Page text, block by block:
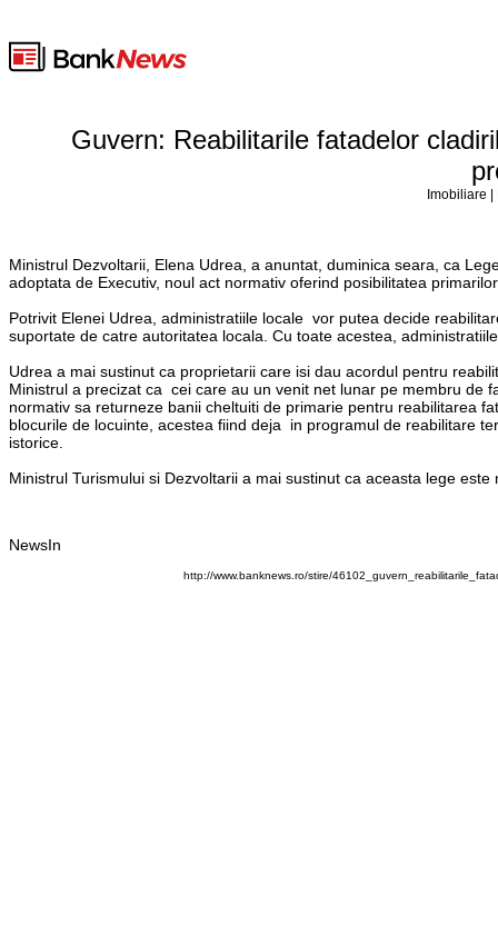
Guvern: Reabilitarile fatadelor
Imobiliare
Ministrul Dezvoltarii, Elena Udrea, a anuntat, duminica seara, ca
adoptata de Executiv, noul act normativ oferind posibilitatea
Potrivit Elenei Udrea, administratiile locale vor putea decide
suportate de catre autoritatea locala. Cu toate acestea,
Udrea a mai sustinut ca proprietarii care isi dau acordul pentru
Ministrul a precizat ca cei care au un venit net lunar pe membru de
normativ sa returneze banii cheltuiti de primarie pentru reabilitarea
blocurile de locuinte, acestea fiind deja in programul de reabilitare
istorice.
Ministrul Turismului si Dezvoltarii a mai sustinut ca aceasta lege
NewsIn
http://www.banknews.ro/stire/